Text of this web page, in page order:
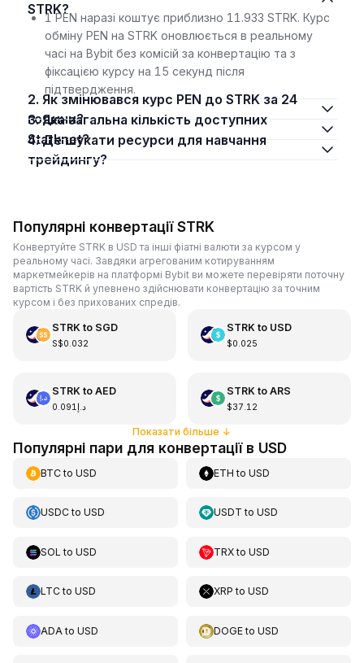
STRK?
1 PEN наразі коштує приблизно 11.933 STRK. Курс
обміну PEN на STRK оновлюється в реальному
часі на Bybit без комісій за конвертацію та з
фіксацією курсу на 15 секунд після
підтвердження.
2. Як змінювався курс PEN до STRK за 24
години?
3. Яка загальна кількість доступних
Starknet?
4. Де шукати ресурси для навчання
трейдингу?
Популярні конвертації STRK
Конвертуйте STRK в USD та інші фіатні валюти за курсом у
реальному часі. Завдяки агрегованим котируванням
маркетмейкерів на платформі Bybit ви можете перевіряти поточну
вартість STRK й упевнено здійснювати конвертацію за точним
курсом і без прихованих спредів.
STRK to SGD
S$0.032
STRK to USD
$0.025
STRK to AED
د.إ0.091
STRK to ARS
$37.12
Показати більше ↓
Популярні пари для конвертації в USD
BTCto USD ETH toUSD
USDCto USD USDT toUSD
SOL to USD TRXtoUSD
LTCto USD XRP toUSD
ADA to USD DOGEtoUSD